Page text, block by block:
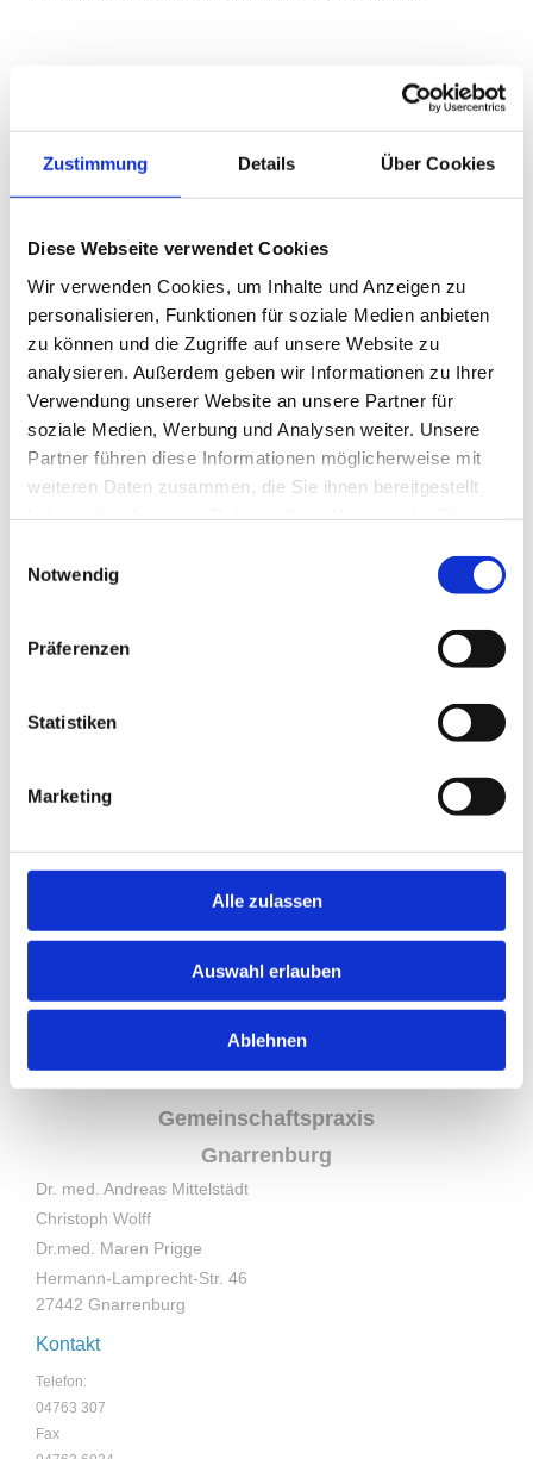
Zustimmung Details Über Cookies
Diese Webseite verwendet Cookies
Wir verwenden Cookies, um Inhalte und Anzeigen zu
personalisieren, Funktionen für soziale Medien anbieten
zu können und die Zugriffe auf unsere Website zu
analysieren. Außerdem geben wir Informationen zu Ihrer
Verwendung unserer Website an unsere Partner für
soziale Medien, Werbung und Analysen weiter. Unsere
Partner führen diese Informationen möglicherweise mit
weiteren Daten zusammen, die Sie ihnen bereitgestellt
Notwendig
Präferenzen
Statistiken
Marketing
Alle zulassen
Auswahl erlauben
Ablehnen
Kammerzugehörigkeit
Kassenärztliche Vereinigung Niedersachsen
Gesetzliche Berufsbezeichnung
Facharzt Allgemeinmedizin, Arzt für Rettungsmedizin ,
Staat der Verleihung der Berufsbezeichnung
Deutschland
Berufsrechtliche Regelung
Berufsordnung für Ärzte, zu finden aufwww.baek.de
Hier finden Sie uns
Gemeinschaftspraxis
Gnarrenburg
Dr. med. Andreas Mittelstädt
Christoph Wolff
Dr.med. Maren Prigge
Hermann-Lamprecht-Str. 46
27442 Gnarrenburg
Kontakt
Telefon:
04763 307
Fax